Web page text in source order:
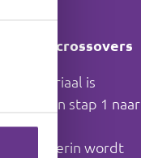
op? en crossovers
materiaal is
werkt van stap 1 naar
Hierin wordt